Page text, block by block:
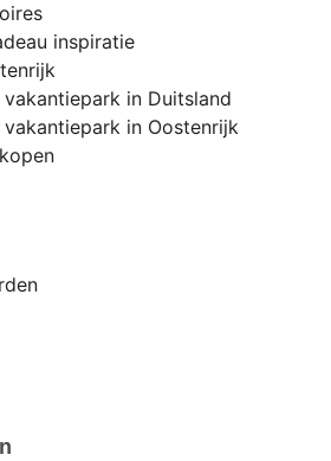
inspiratie
in Duitsland
in Oostenrijk